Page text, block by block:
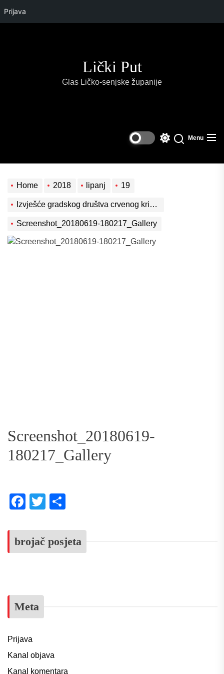
Prijava
Lički Put
Glas Ličko-senjske županije
SwitchSearch
Menu
Home 2018 lipanj 19
Izvješće gradskog društva crvenog križa Gospić o provedenoj dobrovoljnoj akciji darivanja krvi u Gospiću.
Screenshot_20180619-180217_Gallery
Screenshot_20180619-
180217_Gallery
Facebook
Twitter
brojač posjeta
Meta
Prijava
Kanal objava
Kanal komentara